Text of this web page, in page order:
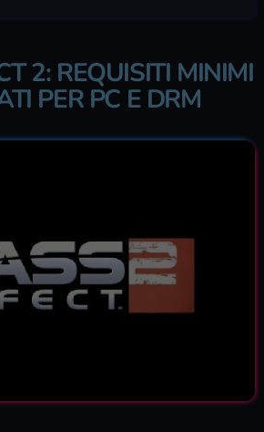
2: REQUISITI MINIMI
PER PC E DRM